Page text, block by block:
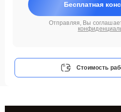
Бесплатная
Отправляя, Вы
Стоимость